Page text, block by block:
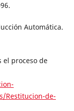
Automática.
el proceso de
Restitucion-de-